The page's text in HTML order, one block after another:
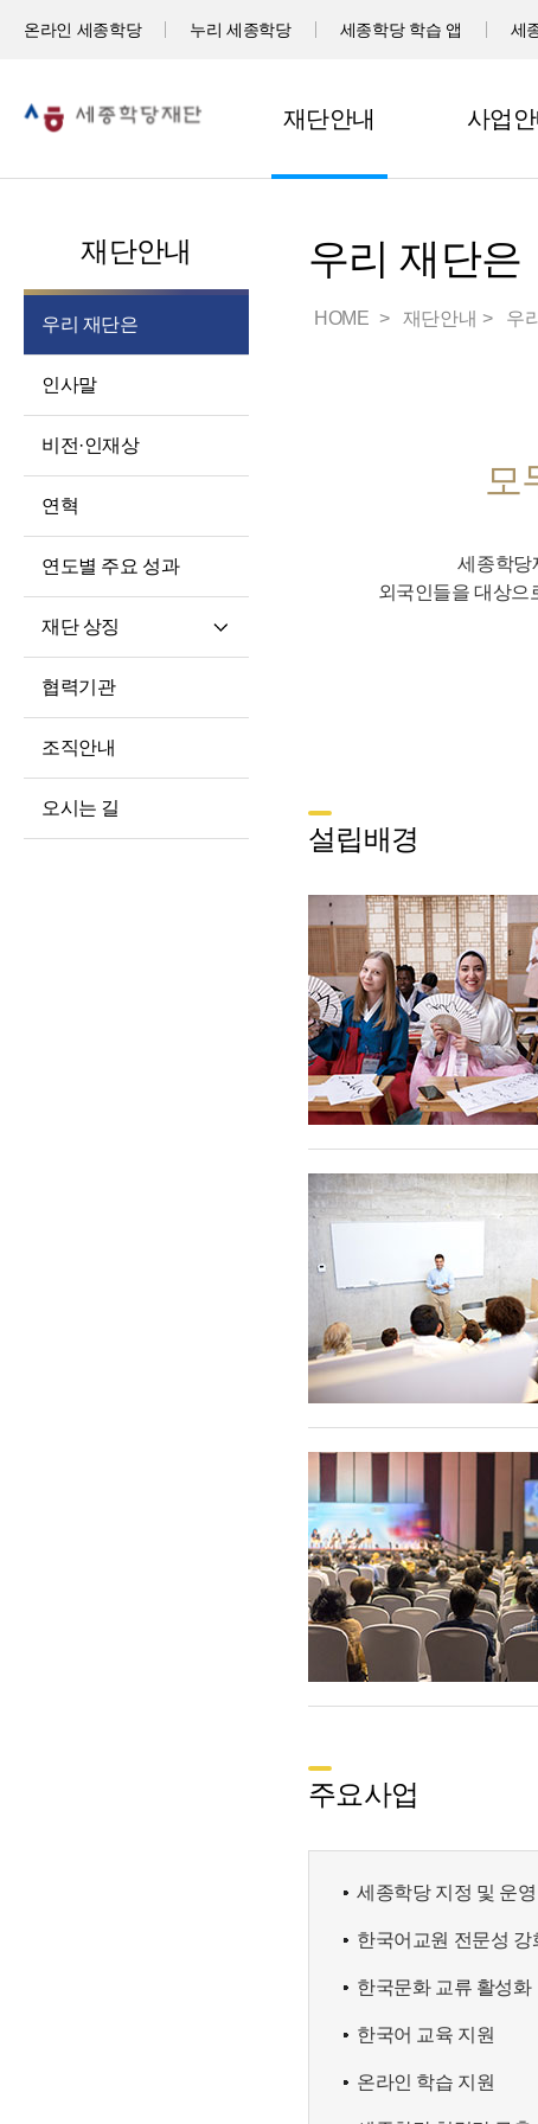
온라인 세종학당 누리 세종학당 세종학당 학습 앱 세
재단안내 사업
재단안내
우리 재단은
인사말
비전·인재상
연혁
연도별 주요 성과
재단 상징
협력기관
조직안내
오시는 길
우리 재단은
HOME 재단안내 우
모
세종학당
외국인들을 대상으
설립배경
주요사업
세종학당 지정 및 운영
한국어교원 전문성 강
한국문화 교류 활성화
한국어 교육 지원
온라인 학습 지원